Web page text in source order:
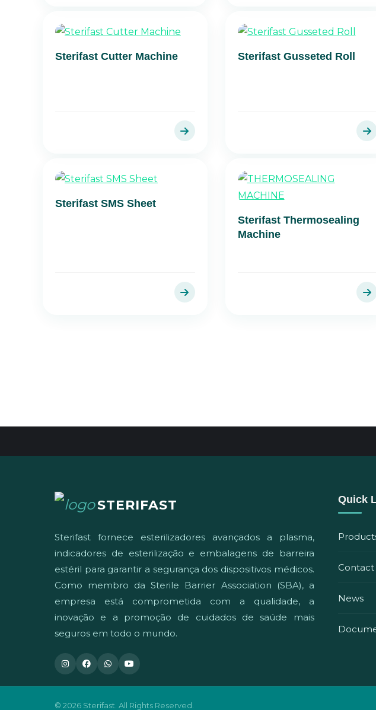
Sterifast Cutter Machine Sterifast Gusseted Roll
Sterifast SMS Sheet
Sterifast Thermosealing
Machine
STERIFAST
Sterifast fornece esterilizadores avançados a plasma,
indicadores de esterilização e embalagens de barreira
estéril para garantir a segurança dos dispositivos médicos.
Como membro da Sterile Barrier Association (SBA), a
empresa está comprometida com a qualidade, a
inovação e a promoção de cuidados de saúde mais
seguros em todo o mundo.
Quick
Contact
News
© 2026 Sterifast. All Rights Reserved.